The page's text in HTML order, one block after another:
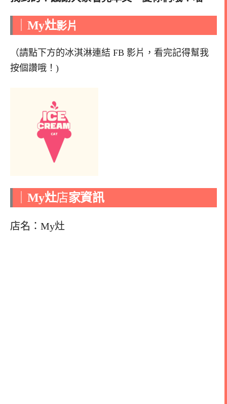
My灶影片
（請點下方的冰淇淋連結 FB 影片，看完記得幫我
按個讚哦！)
My灶店家資訊
店名：My灶